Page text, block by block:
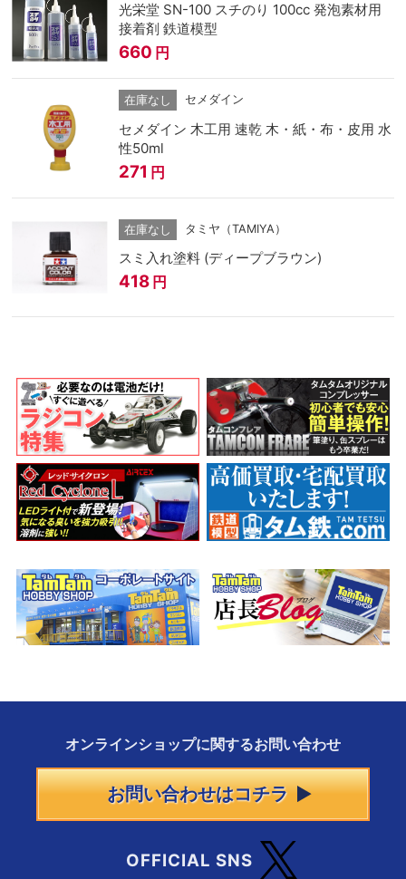
光栄堂 SN-100 スチのり 100cc 発泡素材用
接着剤 鉄道模型
660 円
在庫なし セメダイン
セメダイン 木工用 速乾 木・紙・布・皮用 水
性50ml
271 円
在庫なし タミヤ（TAMIYA）
スミ入れ塗料 (ディープブラウン)
418 円
オンラインショップに関するお問い合わせ
お問い合わせはコチラ
OFFICIAL SNS